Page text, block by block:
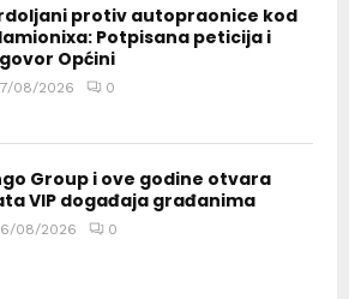
protiv autopraonice kod
Potpisana peticija i
Općini
08/2026 0
Group i ove godine otvara
VIP događaja građanima
08/2026 0